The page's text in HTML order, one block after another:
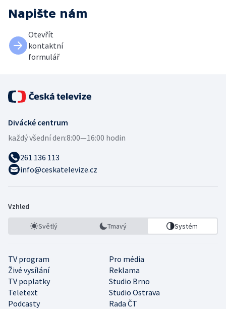
Napište nám
Otevřít
kontaktní
formulář
Divácké centrum
každý všední den:8:00—16:00 hodin
261 136 113
info@ceskatelevize.cz
Vzhled
Světlý Tmavý Systém
TV program
Pro média
Živé vysílání
Reklama
TV poplatky
Studio Brno
Teletext
Studio Ostrava
Podcasty
Rada ČT